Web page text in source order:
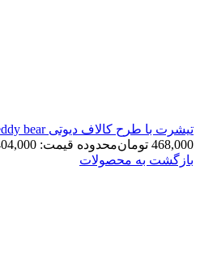
تیشرت با طرح کالاف دیوتی mestry teddy bear
468,000 تومانمحدوده قیمت: 404,000 تومان تا 468,000 تومان
بازگشت به محصولات